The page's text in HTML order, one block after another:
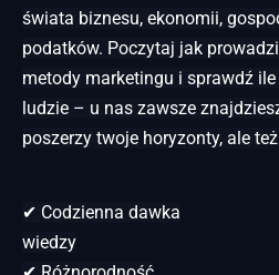
świata biznesu, ekonomii,
podatków. Poczytaj jak
metody marketingu i sprawdź
ludzie – u nas zawsze
poszerzy twoje horyzonty, ale
✔ Codzienna dawka
wiedzy